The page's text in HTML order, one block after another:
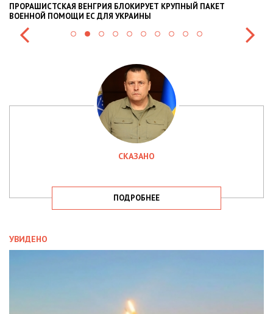
ПРОРАШИСТСКАЯ ВЕНГРИЯ БЛОКИРУЕТ КРУПНЫЙ ПАКЕТ
ВОЕННОЙ ПОМОЩИ ЕС ДЛЯ УКРАИНЫ
СКАЗАНО
ПОДРОБНЕЕ
УВИДЕНО